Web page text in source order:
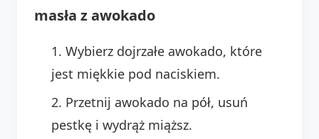
masła z awokado
Wybierz dojrzałe awokado, które
jest miękkie pod naciskiem.
Przetnij awokado na pół, usuń
pestkę i wydrąż miąższ.